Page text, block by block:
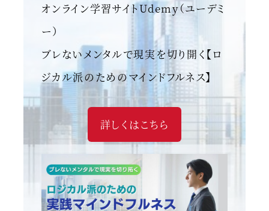
オンライン学習サイトUdemy（ユーデミ
ー）
ブレないメンタルで現実を切り開く【ロ
ジカル派のためのマインドフルネス】
詳しくはこちら